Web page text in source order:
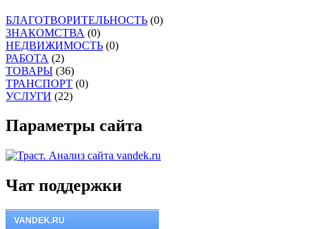
БЛАГОТВОРИТЕЛЬНОСТЬ (0)
ЗНАКОМСТВА (0)
НЕДВИЖИМОСТЬ (0)
РАБОТА (2)
ТОВАРЫ (36)
ТРАНСПОРТ (0)
УСЛУГИ (22)
Параметры сайта
Чат поддержки
VANDEK.RU